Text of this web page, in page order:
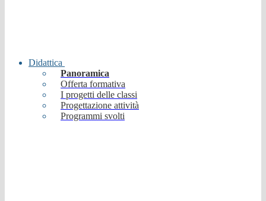
Didattica
Panoramica
Offerta formativa
I progetti delle classi
Progettazione attività
Programmi svolti